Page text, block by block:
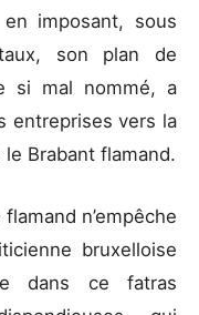
imposant, sous
son plan de
si mal nommé, a
entreprises vers la
Brabant flamand.
n’empêche
bruxelloise
dans ce fatras